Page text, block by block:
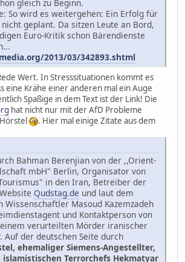
gleich zu Beginn.
So wird es weitergehen: Ein Erfolg für
geplant. Da sitzen Leute an Bord,
Euro-Kritik schon Bärendienste
2013/03/342893.shtml
Wert. In Stresssituationen kommt es
eine Krähe einer anderen mal ein Auge
Spaßige in dem Text ist der Link! Die
hat nicht nur mit der AfD Probleme
. Hier mal einige Zitate aus dem
Bahman Berenjian von der ,,Orient-
mbH" Berlin, Organisator von
in den Iran, Betreiber der
Qudstag.de und laut dem
Wissenschaftler Masoud Kazemzadeh
und Kontaktperson von
verurteilten Mörder iranischer
Auf der deutschen Seite durch
ehemaliger Siemens-Angestellter,
Terrorchefs Hekmatyar